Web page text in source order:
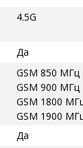
4.5G
Да
GSM 850 МГц
GSM 900 МГц
GSM 1800
GSM 1900
Да